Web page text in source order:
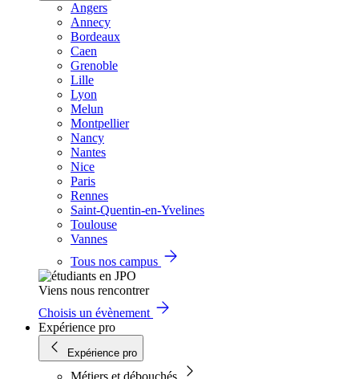
Angers
Annecy
Bordeaux
Caen
Grenoble
Lille
Lyon
Melun
Montpellier
Nancy
Nantes
Nice
Paris
Rennes
Saint-Quentin-en-Yvelines
Toulouse
Vannes
Tous nos campus
Viens nous rencontrer
Choisis un évènement
Expérience pro
Expérience pro
Métiers et débouchés